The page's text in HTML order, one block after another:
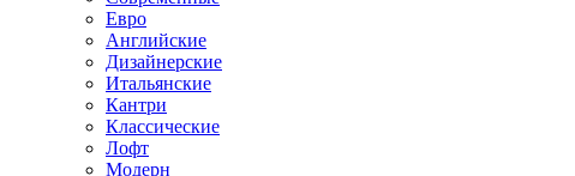
Евро
Английские
Дизайнерские
Итальянские
Кантри
Классические
Лофт
Модерн